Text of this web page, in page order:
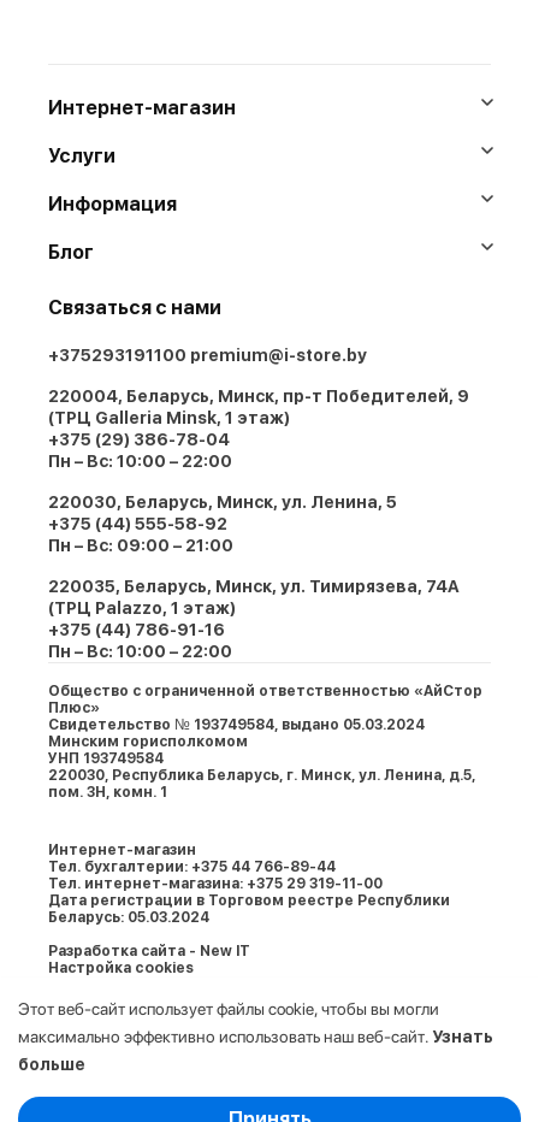
Интернет-магазин
Услуги
Информация
Блог
Связаться с нами
+375293191100 premium@i-store.by
220004, Беларусь, Минск, пр-т Победителей, 9
(ТРЦ Galleria Minsk, 1 этаж)
+375 (29) 386-78-04
Пн – Вс: 10:00 – 22:00
220030, Беларусь, Минск, ул. Ленина, 5
+375 (44) 555-58-92
Пн – Вс: 09:00 – 21:00
220035, Беларусь, Минск, ул. Тимирязева, 74A
(ТРЦ Palazzo, 1 этаж)
+375 (44) 786-91-16
Пн – Вс: 10:00 – 22:00
Общество с ограниченной ответственностью «АйСтор
Плюс»
Свидетельство № 193749584, выдано 05.03.2024
Минским горисполкомом
УНП 193749584
220030, Республика Беларусь, г. Минcк, ул. Ленина, д.5,
пом. 3Н, комн. 1
Интернет-магазин
Тел. бухгалтерии: +375 44 766-89-44
Тел. интернет-магазина: +375 29 319-11-00
Дата регистрации в Торговом реестре Республики
Беларусь: 05.03.2024
Разработка сайта - New IT
Настройка cookies
Этот веб-сайт использует файлы cookie, чтобы вы могли
максимально эффективно использовать наш веб-сайт. Узнать
больше
Выберите настройки cookie